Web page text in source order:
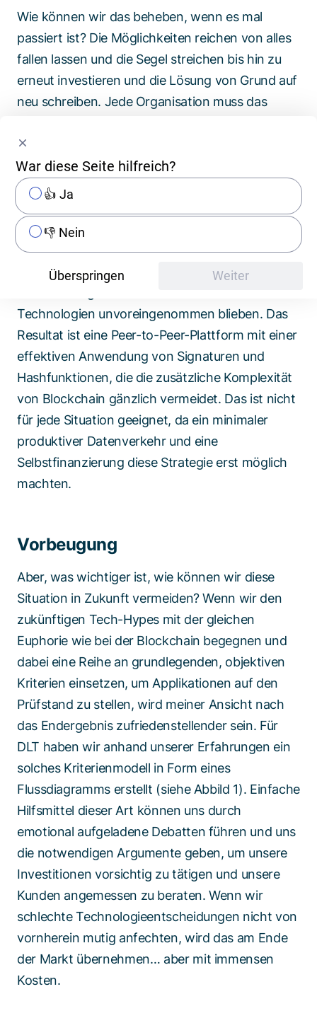
Wie können wir das beheben, wenn es mal
passiert ist? Die Möglichkeiten reichen von alles
fallen lassen und die Segel streichen bis hin zu
erneut investieren und die Lösung von Grund auf
neu schreiben. Jede Organisation muss das
der
technologischen Inkongruenz selbst in einer
solchen festgefahrenen Situation, und unser
Lösungsansatz war ein radikal neues Design.
Nach mehreren Jahren des produktiven Betriebs
fingen wir den Designprozess wieder von Null
an, wobei wir die Erkenntnisse der Jahre zuvor
Technologien unvoreingenommen blieben. Das
Resultat ist eine Peer-to-Peer-Plattform mit einer
effektiven Anwendung von Signaturen und
Hashfunktionen, die die zusätzliche Komplexität
von Blockchain gänzlich vermeidet. Das ist nicht
für jede Situation geeignet, da ein minimaler
produktiver Datenverkehr und eine
Selbstfinanzierung diese Strategie erst möglich
machten.
Vorbeugung
Aber, was wichtiger ist, wie können wir diese
Situation in Zukunft vermeiden? Wenn wir den
zukünftigen Tech-Hypes mit der gleichen
Euphorie wie bei der Blockchain begegnen und
dabei eine Reihe an grundlegenden, objektiven
Kriterien einsetzen, um Applikationen auf den
Prüfstand zu stellen, wird meiner Ansicht nach
das Endergebnis zufriedenstellender sein. Für
DLT haben wir anhand unserer Erfahrungen ein
solches Kriterienmodell in Form eines
Flussdiagramms erstellt (siehe Abbild 1). Einfache
Hilfsmittel dieser Art können uns durch
emotional aufgeladene Debatten führen und uns
die notwendigen Argumente geben, um unsere
Investitionen vorsichtig zu tätigen und unsere
Kunden angemessen zu beraten. Wenn wir
schlechte Technologieentscheidungen nicht von
vornherein mutig anfechten, wird das am Ende
der Markt übernehmen… aber mit immensen
Kosten.
War diese Seite hilfreich?
👍 Ja
👎 Nein
Weiter
Überspringen